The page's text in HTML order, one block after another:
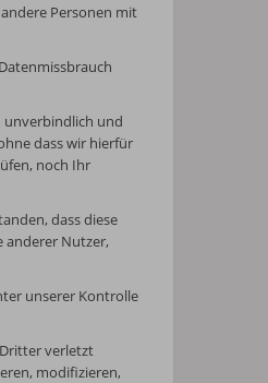
Personen mit
unverbindlich und
dass wir hierfür
noch Ihr
dass diese
anderer Nutzer,
unserer Kontrolle
verletzt
modifizieren,